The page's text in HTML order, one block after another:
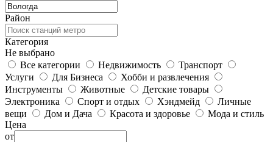
Район
Категория
Не выбрано
Все категории
Недвижимость
Транспорт
Услуги
Для Бизнеса
Хобби и развлечения
Инструменты
Животные
Детские товары
Электроника
Спорт и отдых Хэндмейд
Личные
вещи
Дом и Дача Красота и здоровье
Мода и стиль
Цена
от